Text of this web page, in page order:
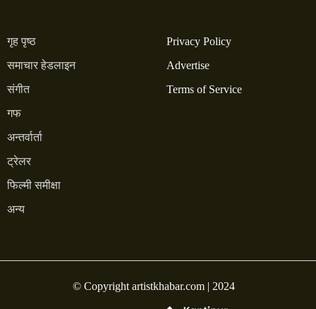
गृह पृष्ठ
समाचार हेडलाइन
संगीत
गफ
अन्तर्वार्ता
ट्रेलर
फिल्मी समीक्षा
अन्य
Privacy Policy
Advertise
Terms of Service
© Copyright artistkhabar.com | 2024